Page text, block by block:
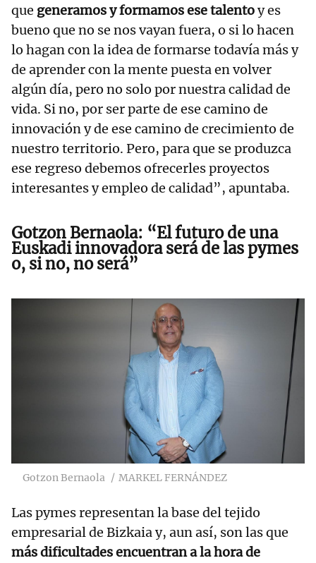
que generamos y formamos ese talentoy es
bueno que no se nos vayan fuera, o si lo hacen
lo hagan con la idea de formarse todavía más y
de aprender con la mente puesta en volver
algún día, pero no solo por nuestra calidad de
vida. Si no, por ser parte de ese camino de
innovación y de ese camino de crecimiento de
nuestro territorio. Pero, para que se produzca
ese regreso debemos ofrecerles proyectos
interesantes y empleo de calidad”, apuntaba.
Gotzon Bernaola: “El futuro de una
Euskadi innovadora será de las pymes
o, si no, no será”
Gotzon Bernaola MARKEL FERNÁNDEZ
Las pymes representan la base del tejido
empresarial de Bizkaia y, aun así, son las que
más dificultades encuentran a la hora de